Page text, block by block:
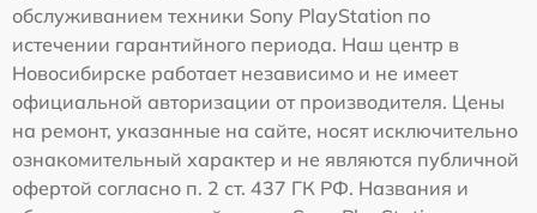
обслуживанием техники Sony PlayStation по
истечении гарантийного периода. Наш центр в
Новосибирске работает независимо и не имеет
официальной авторизации от производителя. Цены
на ремонт, указанные на сайте, носят исключительно
ознакомительный характер и не являются публичной
офертой согласно п. 2 ст. 437 ГК РФ. Названия и